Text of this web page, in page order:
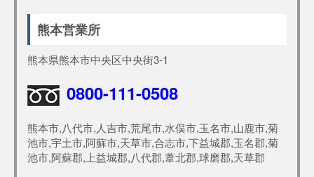
熊本営業所
熊本県熊本市中央区中央街3-1
0800-111-0508
熊本市,八代市,人吉市,荒尾市,水俣市,玉名市,山鹿市,菊
池市,宇土市,阿蘇市,天草市,合志市,下益城郡,玉名郡,菊
池市,阿蘇郡,上益城郡,八代郡,葦北郡,球磨郡,天草郡